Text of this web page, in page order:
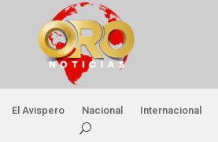
El Avispero Nacional Internacional